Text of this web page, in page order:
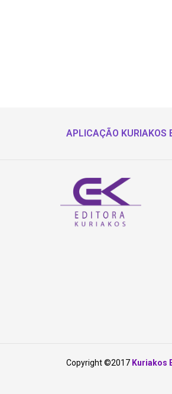
APLICAÇÃO KURIAKOS
Copyright ©2017 Kuriakos